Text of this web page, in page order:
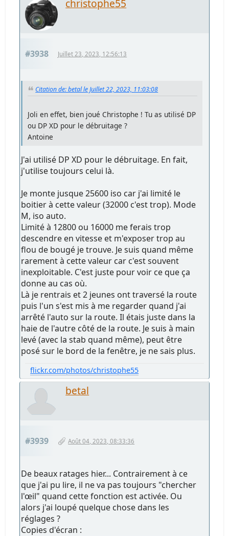
christophe55
#3938 Juillet 23, 2023, 12:56:13
Citation de: betal le Juillet 22, 2023, 11:03:08
Joli en effet, bien joué Christophe ! Tu as utilisé DP
ou DP XD pour le débruitage ?
Antoine
J'ai utilisé DP XD pour le débruitage. En fait,
j'utilise toujours celui là.
Je monte jusque 25600 iso car j'ai limité le
boitier à cette valeur (32000 c'est trop). Mode
M, iso auto.
Limité à 12800 ou 16000 me ferais trop
descendre en vitesse et m'exposer trop au
flou de bougé je trouve. Je suis quand même
rarement à cette valeur car c'est souvent
inexploitable. C'est juste pour voir ce que ça
donne au cas où.
Là je rentrais et 2 jeunes ont traversé la route
puis l'un s'est mis à me regarder quand j'ai
arrêté l'auto sur la route. Il étais juste dans la
haie de l'autre côté de la route. Je suis à main
levé (avec la stab quand même), peut être
posé sur le bord de la fenêtre, je ne sais plus.
flickr.com/photos/christophe55
betal
#3939 Août 04, 2023, 08:33:36
De beaux ratages hier... Contrairement à ce
que j'ai pu lire, il ne va pas toujours "chercher
l'œil" quand cette fonction est activée. Ou
alors j'ai loupé quelque chose dans les
réglages ?
Copies d'écran :